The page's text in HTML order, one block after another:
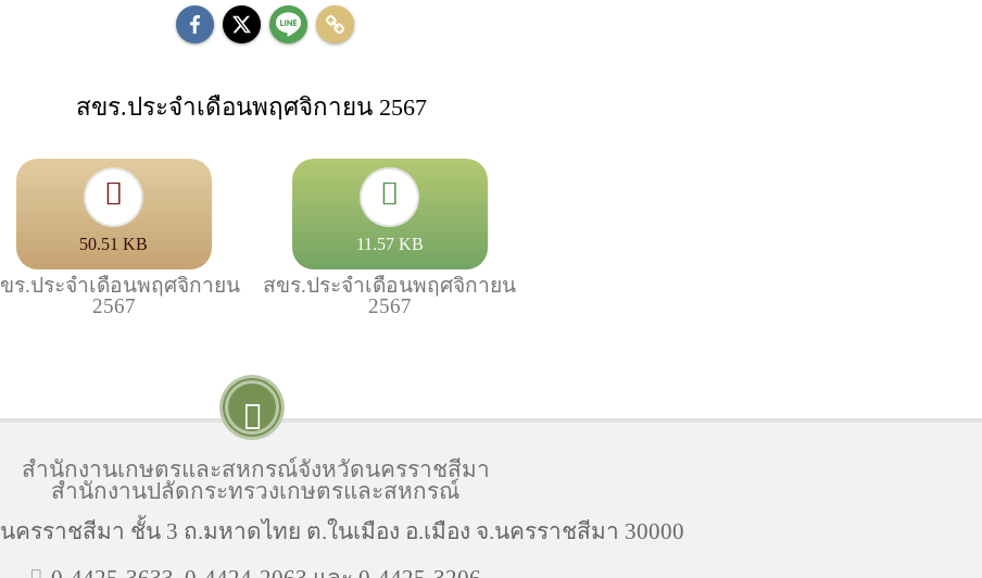
สขร.ประจำเดือนพฤศจิกายน 2567
50.51 KB
ร.ประจำเดือนพฤศจิกายน
2567
11.57 KB
สขร.ประจำเดือนพฤศจิกายน
2567
สำนักงานเกษตรและสหกรณ์จังหวัดนครราชสีมา
สำนักงานปลัดกระทรวงเกษตรและสหกรณ์
ครราชสีมา ชั้น 3 ถ.มหาดไทย ต.ในเมือง อ.เมือง จ.นครราชสีมา 30000